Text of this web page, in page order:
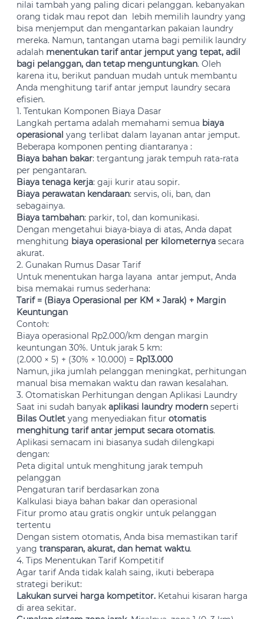
nilai tambah yang paling dicari pelanggan. kebanyakan
orang tidak mau repot dan lebih memilih laundry yang
bisa menjemput dan mengantarkan pakaian laundry
mereka. Namun, tantangan utama bagi pemilik laundry
adalah menentukan tarif antar jemput yang tepat, adil
bagi pelanggan, dan tetap menguntungkan. Oleh
karena itu, berikut panduan mudah untuk membantu
Anda menghitung tarif antar jemput laundry secara
efisien.
1. Tentukan Komponen Biaya Dasar
Langkah pertama adalah memahami semua biaya
operasional yang terlibat dalam layanan antar jemput.
Beberapa komponen penting diantaranya :
Biaya bahan bakar: tergantung jarak tempuh rata-rata
per pengantaran.
Biaya tenaga kerja: gaji kurir atau sopir.
Biaya perawatan kendaraan: servis, oli, ban, dan
sebagainya.
Biaya tambahan: parkir, tol, dan komunikasi.
Dengan mengetahui biaya-biaya di atas, Anda dapat
menghitung biaya operasional per kilometernya secara
akurat.
2. Gunakan Rumus Dasar Tarif
Untuk menentukan harga layana antar jemput, Anda
bisa memakai rumus sederhana:
Tarif = (Biaya Operasional per KM × Jarak) + Margin
Keuntungan
Contoh:
Biaya operasional Rp2.000/km dengan margin
keuntungan 30%. Untuk jarak 5 km:
(2.000 × 5) + (30% × 10.000) = Rp13.000
Namun, jika jumlah pelanggan meningkat, perhitungan
manual bisa memakan waktu dan rawan kesalahan.
3. Otomatiskan Perhitungan dengan Aplikasi Laundry
Saat ini sudah banyak aplikasi laundry modern seperti
Bilas Outlet yang menyediakan fitur otomatis
menghitung tarif antar jemput secara otomatis.
Aplikasi semacam ini biasanya sudah dilengkapi
dengan:
Peta digital untuk menghitung jarak tempuh
pelanggan
Pengaturan tarif berdasarkan zona
Kalkulasi biaya bahan bakar dan operasional
Fitur promo atau gratis ongkir untuk pelanggan
tertentu
Dengan sistem otomatis, Anda bisa memastikan tarif
yang transparan, akurat, dan hemat waktu.
4. Tips Menentukan Tarif Kompetitif
Agar tarif Anda tidak kalah saing, ikuti beberapa
strategi berikut:
Lakukan survei harga kompetitor. Ketahui kisaran harga
di area sekitar.